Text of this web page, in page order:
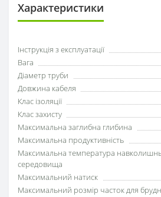
Характеристики
Інструкція з експлуатації
Вага
Діаметр труби
Довжина кабеля
Клас ізоляції
Клас захисту
Максимальна заглибна глибина
Максимальна продуктивність
Максимальна температура
середовища
Максимальний натиск
Максимальний розмір часток для